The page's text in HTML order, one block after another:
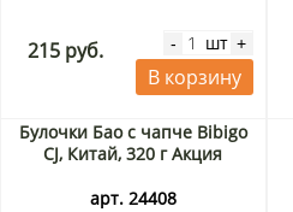
215 руб. - шт +
В корзину
Булочки Бао с чапче Bibigo
CJ, Китай, 320 г Акция
арт. 24408